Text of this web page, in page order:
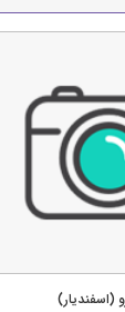
(اسفندیار)